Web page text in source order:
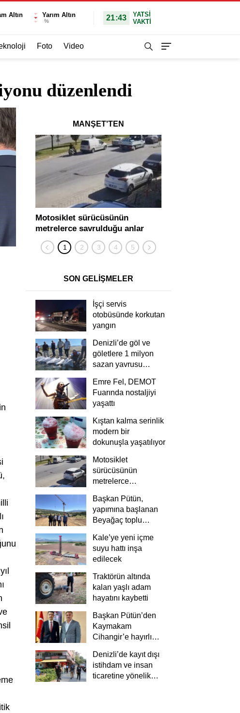
Altın Yarım Altın
% 21:43
YATSI
VAKTİ
Foto Video
düzenlendi
MANŞET'TEN
Motosiklet sürücüsünün
metrelerce savrulduğu anlar
güvenlik kamerasında
SON GELİŞMELER
İşçi servis
otobüsünde korkutan
yangın
Denizli’de göl ve
göletlere 1 milyon
sazan yavrusu
Emre Fel, DEMOT
Fuarında nostaljiyi
yaşattı
Kıştan kalma serinlik
modern bir
dokunuşla yaşatılıyor
Motosiklet
sürücüsünün
metrelerce
güvenlik
kamerasında
Başkan Pütün,
yapımına başlanan
Beyağaç toplu
Kale’ye yeni içme
suyu hattı inşa
edilecek
Traktörün altında
kalan yaşlı adam
hayatını kaybetti
Başkan Pütün’den
Kaymakam
Cihangir’e hayırlı
Denizli’de kayıt dışı
istihdam ve insan
ticaretine yönelik